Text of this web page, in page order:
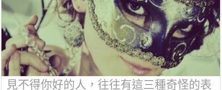
見不得你好的人，往往有這三種奇怪的表